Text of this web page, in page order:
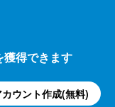
獲得できます
カウント作成(無料)